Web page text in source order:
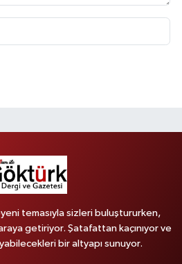
temasıyla sizleri buluştururken,
getiriyor. Şatafattan kaçınıyor ve
bir altyapı sunuyor.